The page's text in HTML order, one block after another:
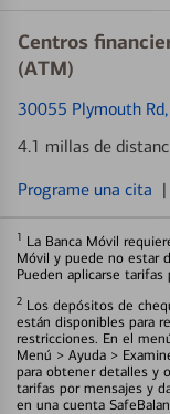
Centros
(ATM)
30055 Plymouth Rd
4.1 millas de
Programe una cita |
1 La Banca Móvil
Móvil y puede no estar
Pueden aplicarse
2 Los depósitos de
están disponibles para
restricciones. En el
Menú > Ayuda >
para obtener detalles y
tarifas por mensajes y
en una cuenta